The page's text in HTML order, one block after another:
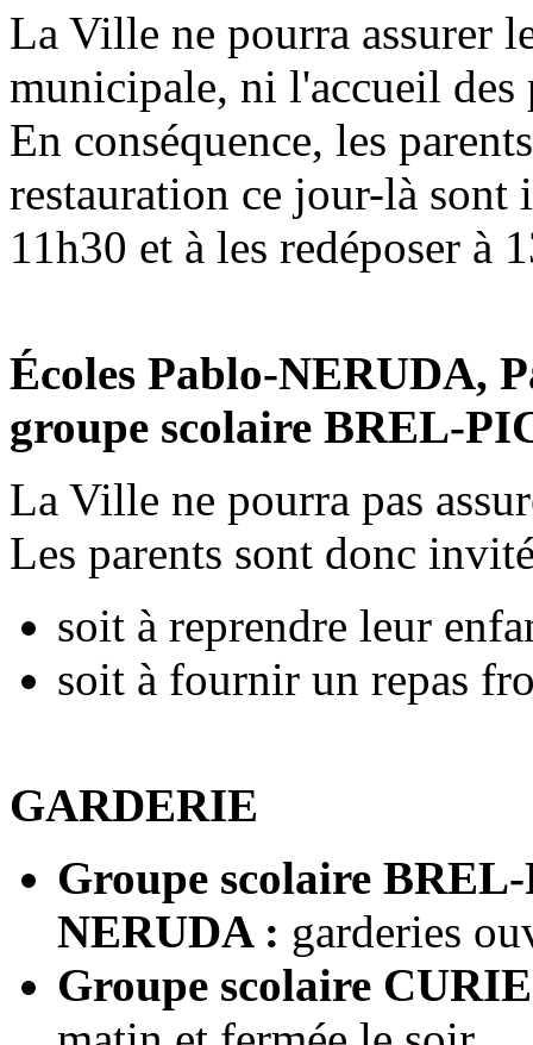
La Ville ne pourra assurer
municipale, ni l'accueil des
En conséquence, les
restauration ce jour-là sont
11h30 et à les redéposer à
Écoles Pablo-NERUDA,
groupe scolaire BREL-
La Ville ne pourra pas
Les parents sont donc
soit à reprendre leur
soit à fournir un repas
GARDERIE
Groupe scolaire
NERUDA : garderies
Groupe scolaire